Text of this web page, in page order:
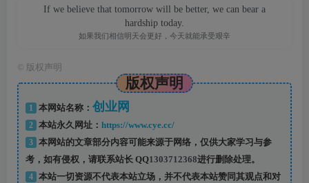
If we believe that tomorrow will be better, we can bear a
hardship today.
如果我们相信明天会更好，今天就能承受艰辛
版权声明
版权声明
1 本网站名称： 创业网
2 本站永久网址： https://www.cye.cc/
3
本网站的文章部分内容可能来源于网络，仅供大家学习与参
考，如有侵权，请联系站长 QQ1303712368进行删除处理。
4
本站一切资源不代表本站立场，并不代表本站赞同其观点和对